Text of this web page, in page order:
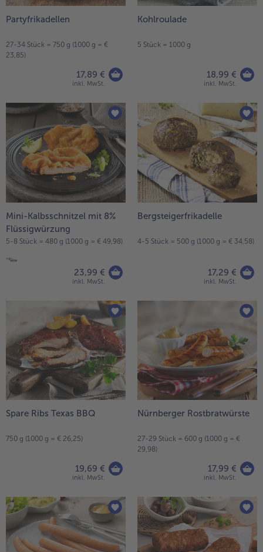
Partyfrikadellen
27-34 Stück = 750 g (1000 g = €
23,85)
17,89 €
inkl. MwSt.
Kohlroulade
5 Stück = 1000 g
18,99 €
inkl. MwSt.
Mini-Kalbsschnitzel mit 8%
Flüssigwürzung
5-8 Stück = 480 g (1000 g = € 49,98)
23,99 €
inkl. MwSt.
Bergsteigerfrikadelle
4-5 Stück = 500 g (1000 g = € 34,58)
17,29 €
inkl. MwSt.
Spare Ribs Texas BBQ
750 g (1000 g = € 26,25)
19,69 €
inkl. MwSt.
Nürnberger Rostbratwürste
27-29 Stück = 600 g (1000 g = €
29,98)
17,99 €
inkl. MwSt.